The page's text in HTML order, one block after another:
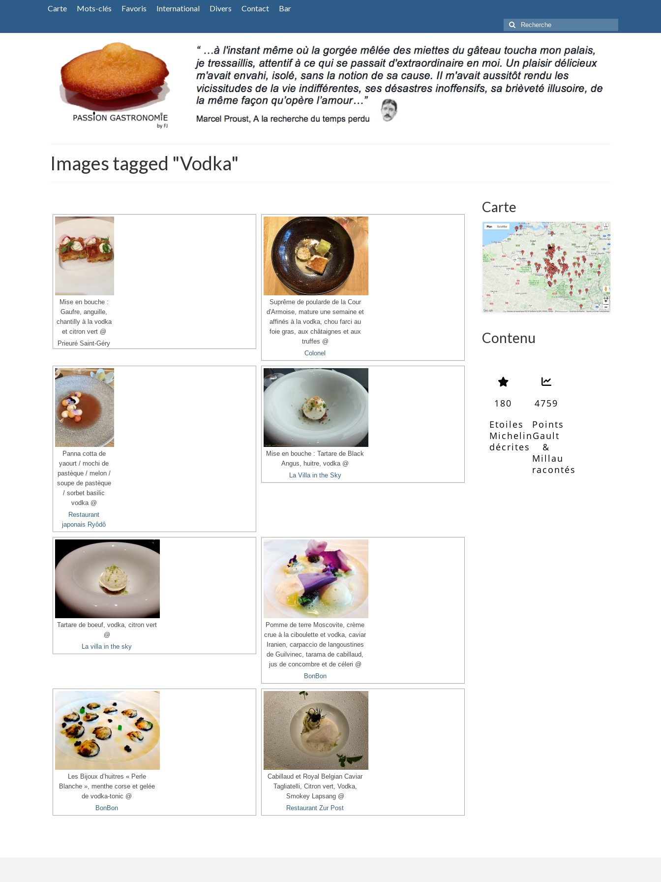
Carte Mots-clés Favoris International Divers Contact Bar
Rechercher
:
Images tagged "Vodka"
Mise en bouche :
Gaufre, anguille,
chantilly à la vodka
et citron vert @
Prieuré Saint-Géry
Suprême de poularde de la Cour
d'Armoise, mature une semaine et
affinés à la vodka, chou farci au
foie gras, aux châtaignes et aux
truffes @
Colonel
Panna cotta de
yaourt / mochi de
pastèque / melon /
soupe de pastèque
/ sorbet basilic
vodka @
Restaurant
japonais Ryôdô
Mise en bouche : Tartare de Black
Angus, huitre, vodka @
La Villa in the Sky
Tartare de boeuf, vodka, citron vert
@
La villa in the sky
Pomme de terre Moscovite, crème
crue à la ciboulette et vodka, caviar
Iranien, carpaccio de langoustines
de Guilvinec, tarama de cabillaud,
jus de concombre et de céleri @
BonBon
Les Bijoux d’huitres « Perle
Blanche », menthe corse et gelée
de vodka-tonic @
BonBon
Cabillaud et Royal Belgian Caviar
Tagliatelli, Citron vert, Vodka,
Smokey Lapsang @
Restaurant Zur Post
Carte
Contenu
180
Etoiles
Michelin
décrites
4759
Points
Gault
&
Millau
racontés